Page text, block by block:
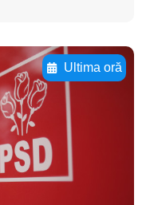
Ultima oră
pentru
aici